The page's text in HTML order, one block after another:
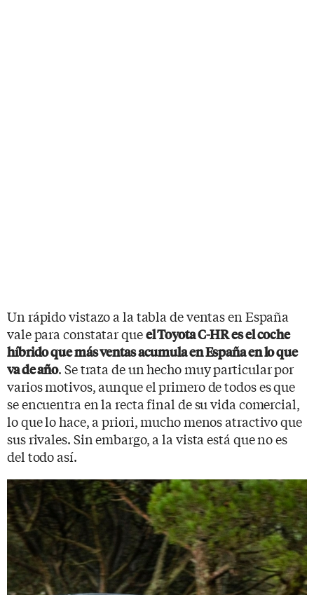
Un rápido vistazo a la tabla de ventas en España
vale para constatar queel Toyota C-HR es el coche
híbrido que más ventas acumula en España en lo que
va de año. Se trata de un hecho muy particular por
varios motivos, aunque el primero de todos es que
se encuentra en la recta final de su vida comercial,
lo que lo hace, a priori, mucho menos atractivo que
sus rivales. Sin embargo, a la vista está que no es
del todo así.